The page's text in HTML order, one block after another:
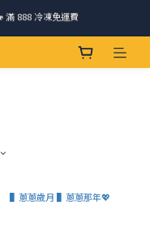
取50元優惠卷 🎁
日禮，獨家優惠不錯過！
取50元優惠卷 🎁